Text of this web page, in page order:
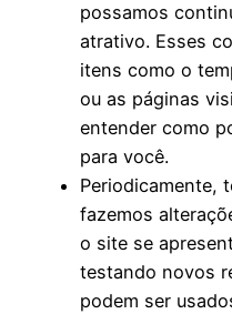
possamos
atrativo. Esses
itens como o
ou as páginas
entender como
para você.
Periodicamente,
fazemos
o site se
testando novos
podem ser